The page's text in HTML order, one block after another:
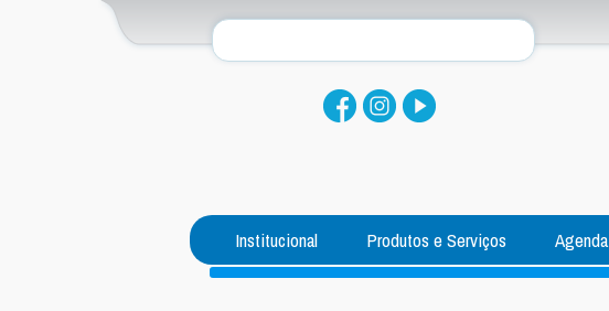
Institucional Produtos e Serviços Agenda